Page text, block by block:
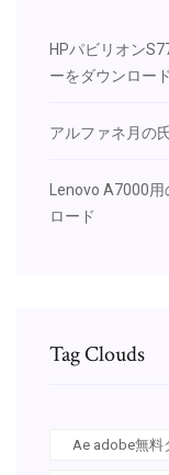
HPパビリオン
ーをダウンロード
アルファネ月の
Lenovo A7000
ロード
Tag Clouds
Ae adobe無料